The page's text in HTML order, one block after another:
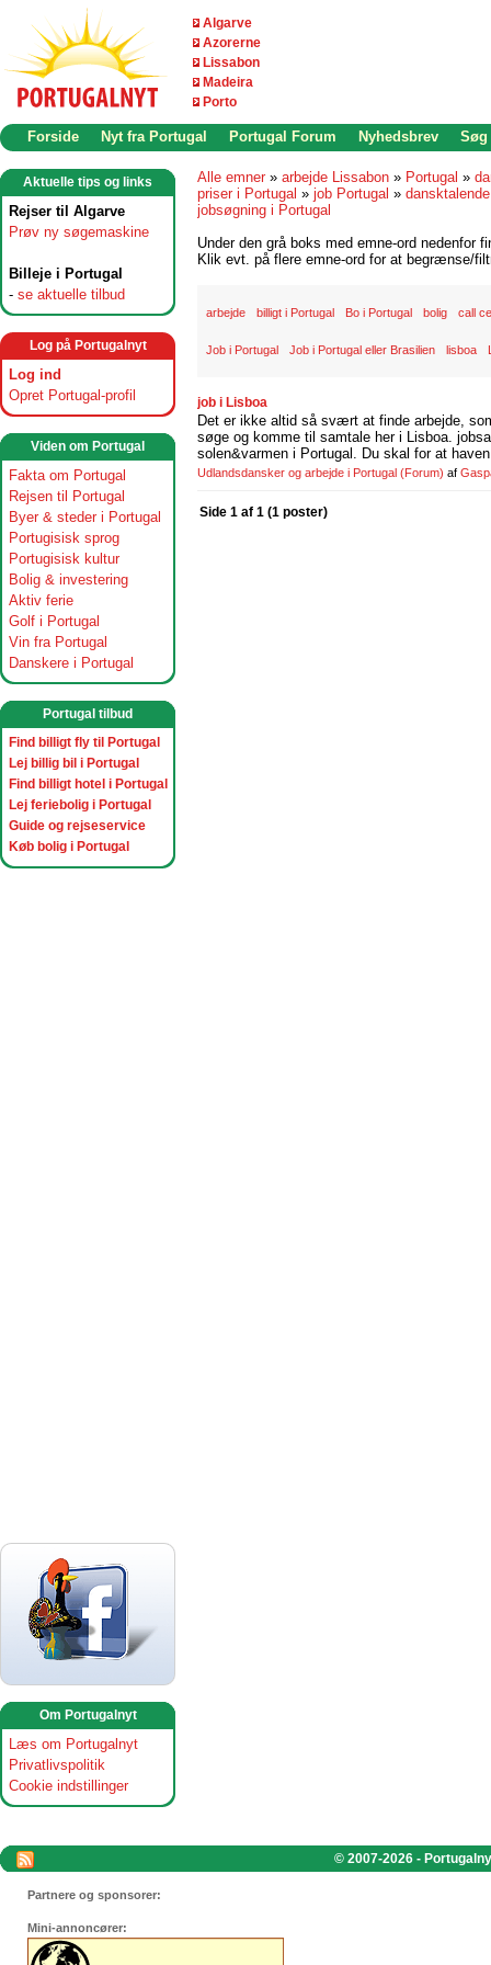
Algarve
Azorerne
Lissabon
Madeira
Porto
Forside Nyt fra Portugal Portugal Forum Nyhedsbrev Søg
Aktuelle tips og links
Rejser til Algarve
Prøv ny søgemaskine
Billeje i Portugal
- se aktuelle tilbud
Log på Portugalnyt
Log ind
Opret Portugal-profil
Viden om Portugal
Fakta om Portugal
Rejsen til Portugal
Byer & steder i Portugal
Portugisisk sprog
Portugisisk kultur
Bolig & investering
Aktiv ferie
Golf i Portugal
Vin fra Portugal
Danskere i Portugal
Portugal tilbud
Find billigt fly til Portugal
Lej billig bil i Portugal
Find billigt hotel i Portugal
Lej feriebolig i Portugal
Guide og rejseservice
Køb bolig i Portugal
Om Portugalnyt
Læs om Portugalnyt
Privatlivspolitik
Cookie indstillinger
Alle emner » arbejde Lissabon » Portugal »
priser i Portugal » job Portugal »
jobsøgning i Portugal
Under den grå boks med emne-ord nedenfor
Klik evt. på flere emne-ord for at begrænse/
arbejde billigt i Portugal Bo i Portugal bolig call
Job i Portugal Job i Portugal eller Brasilien lisboa
job i Lisboa
Det er ikke altid så svært at finde arbejde,
søge og komme til samtale her i Lisboa.
solen&varmen i Portugal. Du skal for at
Udlandsdansker og arbejde i Portugal (Forum) af
Side 1 af 1 (1 poster)
© 2007-2026 -
Partnere og sponsorer:
Mini-annoncører: